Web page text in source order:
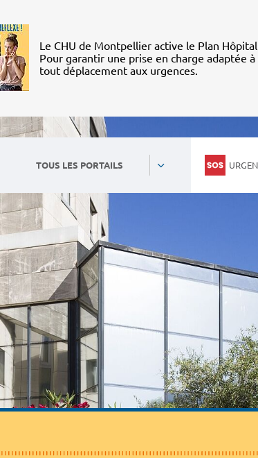
Le CHU de Montpellier active le Plan
Pour garantir une prise en charge adaptée
tout déplacement aux urgences.
TOUS LES PORTAILS